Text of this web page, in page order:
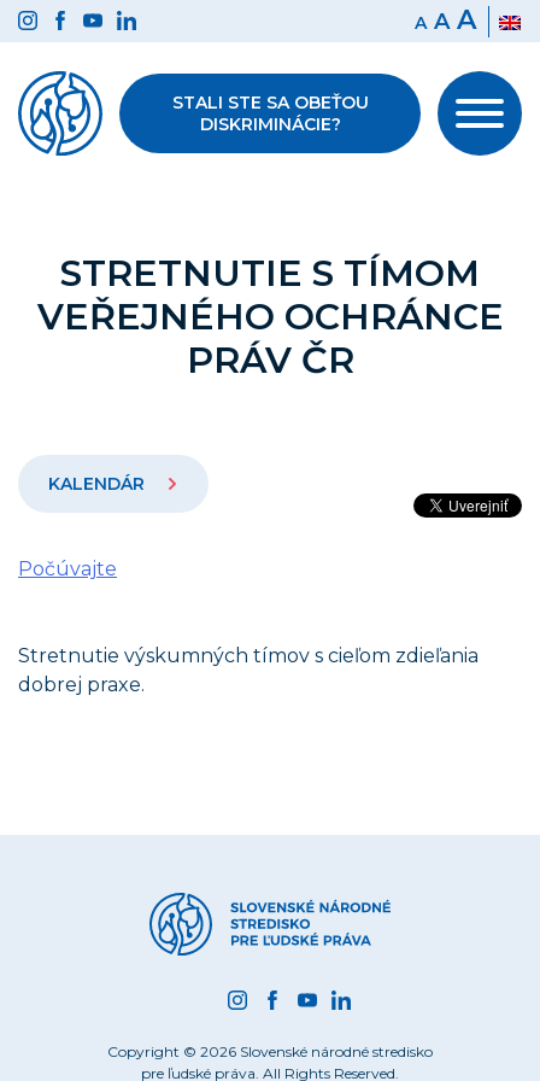
Preskočiť
na
obsah
A A A
STALI STE SA OBEŤOU
DISKRIMINÁCIE?
STRETNUTIE S TÍMOM
VEŘEJNÉHO OCHRÁNCE
PRÁV ČR
KALENDÁR
Počúvajte
Stretnutie výskumných tímov s cieľom zdieľania
dobrej praxe.
Copyright © 2026 Slovenské národné stredisko
pre ľudské práva. All Rights Reserved.